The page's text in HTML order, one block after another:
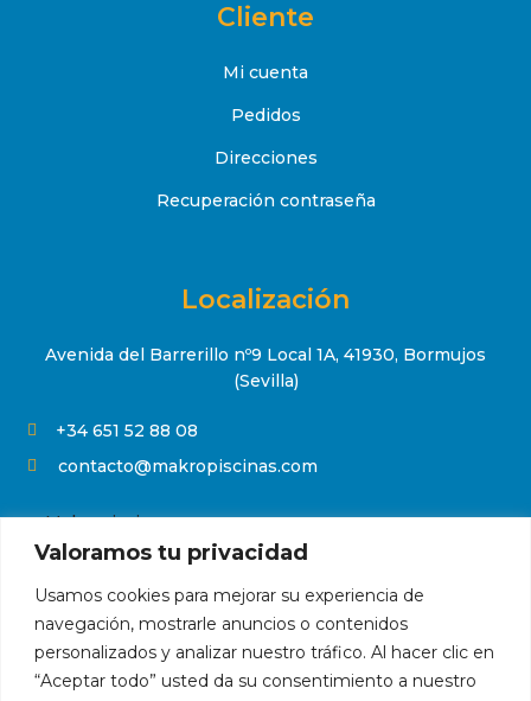
Valoramos tu privacidad
Usamos cookies para mejorar su experiencia de
navegación, mostrarle anuncios o contenidos
personalizados y analizar nuestro tráfico. Al hacer clic en
“Aceptar todo” usted da su consentimiento a nuestro
Cliente
Mi cuenta
Pedidos
Direcciones
Recuperación contraseña
Localización
Avenida del Barrerillo nº9 Local 1A, 41930, Bormujos
(Sevilla)
 +34 651 52 88 08
 contacto@makropiscinas.com
© 2023 Makropiscinas
Aviso legal|Condiciones de compra|Política de